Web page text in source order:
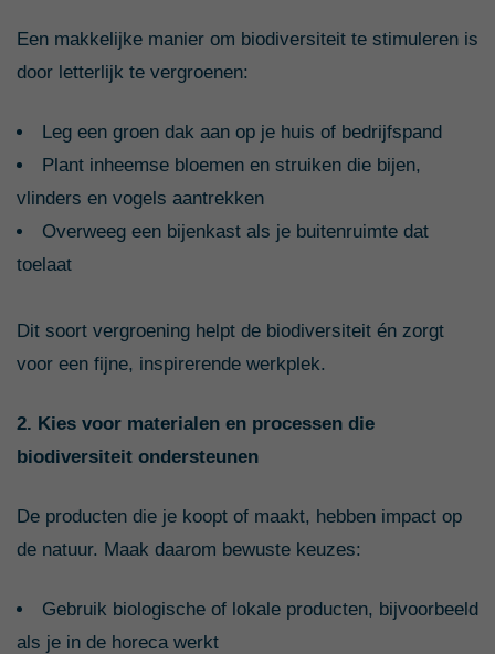
Een makkelijke manier om biodiversiteit te stimuleren is
door letterlijk te vergroenen:
Leg een groen dak aan op je huis of bedrijfspand
Plant inheemse bloemen en struiken die bijen,
vlinders en vogels aantrekken
Overweeg een bijenkast als je buitenruimte dat
toelaat
Dit soort vergroening helpt de biodiversiteit én zorgt
voor een fijne, inspirerende werkplek.
2. Kies voor materialen en processen die
biodiversiteit ondersteunen
De producten die je koopt of maakt, hebben impact op
de natuur. Maak daarom bewuste keuzes:
Gebruik biologische of lokale producten, bijvoorbeeld
als je in de horeca werkt